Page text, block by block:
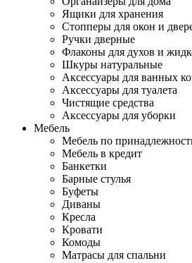
Ящики для хранения
Стопперы для окон и
Ручки дверные
Флаконы для духов и
Шкуры натуральные
Аксессуары для ванных
Аксессуары для туалета
Чистящие средства
Аксессуары для уборки
Мебель
Мебель по
Мебель в кредит
Банкетки
Барные стулья
Буфеты
Диваны
Кресла
Кровати
Комоды
Матрасы для спальни